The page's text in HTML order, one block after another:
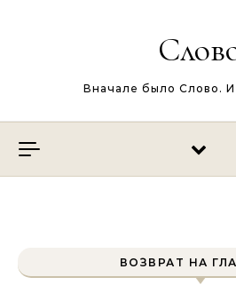
Вначале было Слово.
ВОЗВРАТ НА